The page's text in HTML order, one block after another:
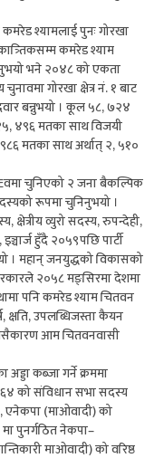
श्यामलाई पुनः गोरखा
कमरेड श्याम
भने २०४८ को एकता
गोरखा क्षेत्र नं. १ बाट
बन्नुभयो । कूल ५८, ७२४
४९६ मतका साथ विजयी
९८६ मतका साथ अर्थात् २, ५१०
चुनिएको २ जना बैकल्पिक
रूपमा चुनिनुभयो ।
क्षेत्रीय व्युरो सदस्य, रुपन्देही,
हुँदै २०५९पछि पार्टी
। महान् जनयुद्धको विकासको
२०५८ मङ्सिरमा देशमा
पनि कमरेड श्याम चितवन
क्षति, उपलब्धिजस्ता कैयन
यसैकारण आम चितवनवासी
कब्जा गर्ने क्रममा
को संविधान सभा सदस्य
एनेकपा (माओवादी) को
पुनर्गठित नेकपा–
माओवादी) को वरिष्ठ